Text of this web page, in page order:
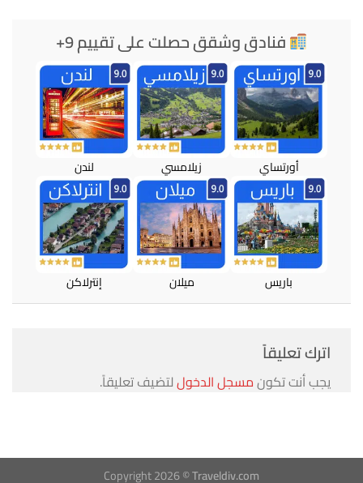
فنادق وشقق حصلت على تقييم 9+
أورتساي زيلامسي لندن
باريس ميلان إنترلاكن
اترك تعليقاً
يجب أنت تكونمسجل الدخوللتضيف تعليقاً.
Copyright 2026 ©Traveldiv.com